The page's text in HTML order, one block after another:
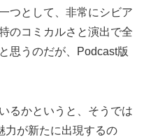
つとして、非常にシビア
のコミカルさと演出で全
思うのだが、Podcast版
るかというと、そうでは
力が新たに出現するの